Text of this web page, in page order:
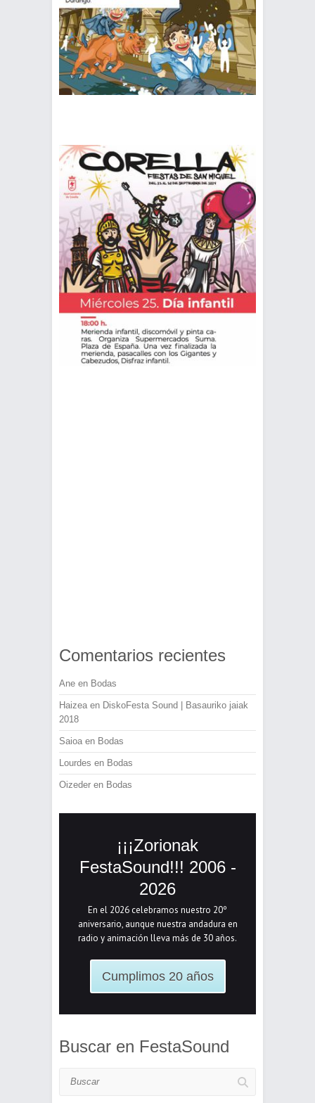
Comentarios recientes
Ane en Bodas
Haizea en DiskoFesta Sound | Basauriko jaiak
2018
Saioa en Bodas
Lourdes en Bodas
Oizeder en Bodas
¡¡¡Zorionak
FestaSound!!! 2006 -
2026
En el 2026 celebramos nuestro 20º
aniversario, aunque nuestra andadura en
radio y animación lleva más de 30 años.
Cumplimos 20 años
Buscar en FestaSound